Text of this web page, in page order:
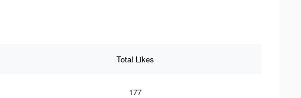
Total Likes
177